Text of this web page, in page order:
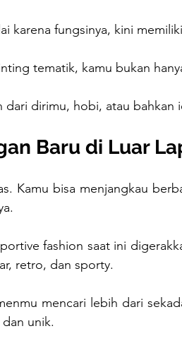
karena fungsinya, kini
tematik, kamu bukan
dari dirimu, hobi, atau bahkan
Baru di Luar
Kamu bisa menjangkau
fashion saat ini
retro, dan sporty.
mencari lebih dari
unik.